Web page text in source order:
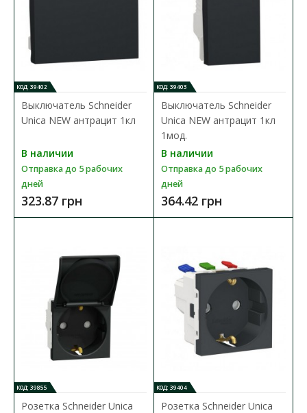
Выключатель Schneider Unica NEW антрацит 1кл
Выключатель Schneider Electric Unica New — надежный и
качественный аксессуар, изготовленны..
323.87 грн
В сравнения
КОД: 39402
Выключатель Schneider
Unica NEW антрацит 1кл
В наличии
Отправка до 5 рабочих
дней
323.87 грн
КОД: 39403
Выключатель Schneider
Unica NEW антрацит 1кл
1мод.
В наличии
Отправка до 5 рабочих
дней
364.42 грн
КОД: 39855
Розетка Schneider Unica
КОД: 39404
Розетка Schneider Unica